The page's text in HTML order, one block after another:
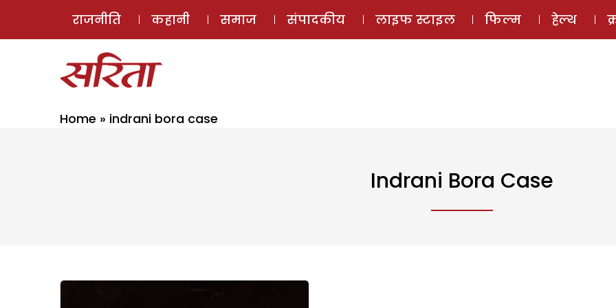
ई-मैगज़ीन
राजनीति कहानी समाज संपादकीय लाइफ स्टाइल फिल्म हेल्थ
Home » indrani bora case
Indrani Bora Case